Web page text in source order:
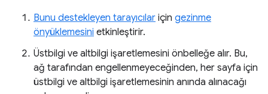
Bunu destekleyen tarayıcılar için gezinme
önyüklemesini etkinleştirir.
Üstbilgi ve altbilgi işaretlemesini önbelleğe alır. Bu,
ağ tarafından engellenmeyeceğinden, her sayfa için
üstbilgi ve altbilgi işaretlemesinin anında alınacağı